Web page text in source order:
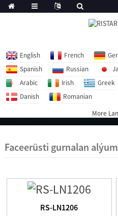
English French
Spanish
Russian
Arabic
Irish Greek
Danish
Romanian
More
Faceerüsti gurnalan
RS-LN1206